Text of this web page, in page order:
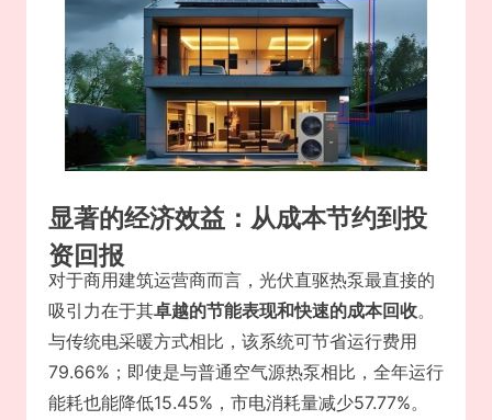
显著的经济效益：从成本节约到投
资回报
对于商用建筑运营商而言，光伏直驱热泵最直接的
吸引力在于其卓越的节能表现和快速的成本回收。
与传统电采暖方式相比，该系统可节省运行费用
79.66%；即使是与普通空气源热泵相比，全年运行
能耗也能降低15.45%，市电消耗量减少57.77%。